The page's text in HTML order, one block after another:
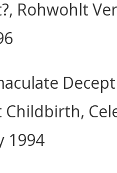
Rohwohlt
Childbirth,
1994